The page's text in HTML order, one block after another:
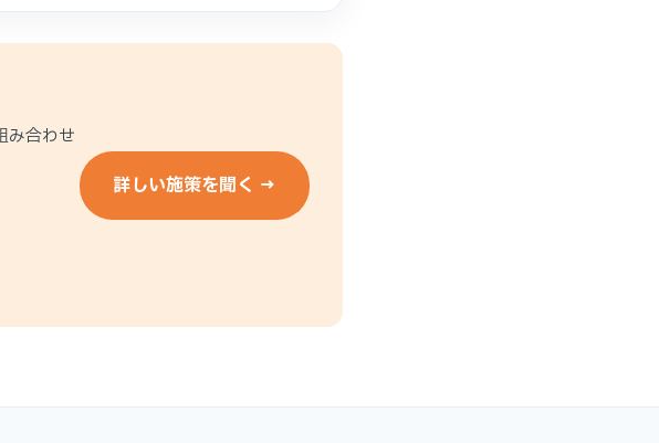
み合わせ
詳しい施策を聞く →